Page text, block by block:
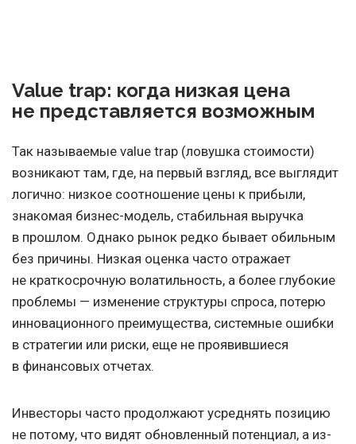
Value trap: когда низкая цена
не представляется возможным
Так называемые value trap (ловушка стоимости)
возникают там, где, на первый взгляд, все выглядит
логично: низкое соотношение цены к прибыли,
знакомая бизнес-модель, стабильная выручка
в прошлом. Однако рынок редко бывает обильным
без причины. Низкая оценка часто отражает
не краткосрочную волатильность, а более глубокие
проблемы — изменение структуры спроса, потерю
инновационного преимущества, системные ошибки
в стратегии или риски, еще не проявившиеся
в финансовых отчетах.
Инвесторы часто продолжают усреднять позицию
не потому, что видят обновленный потенциал, а из-